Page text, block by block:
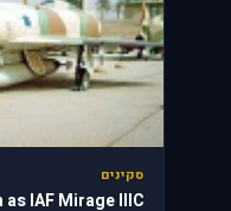
סקינים
IAF Mirage IIIC